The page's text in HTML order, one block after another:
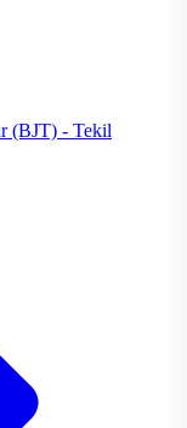
(BJT) - Tekil